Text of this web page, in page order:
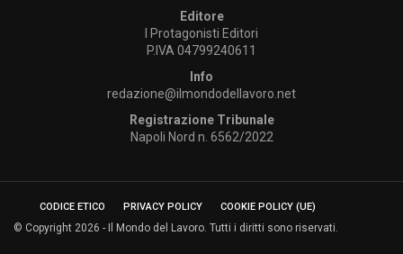
Editore
I Protagonisti Editori
P.IVA 04799240611
Info
redazione@ilmondodellavoro.net
Registrazione Tribunale
Napoli Nord n. 6562/2022
CODICE ETICO PRIVACY POLICY COOKIE POLICY (UE)
© Copyright 2026 - Il Mondo del Lavoro. Tutti i diritti sono riservati.